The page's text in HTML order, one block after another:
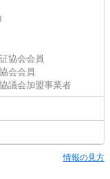
協会会員
会会員
議会加盟事業者
情報の見方